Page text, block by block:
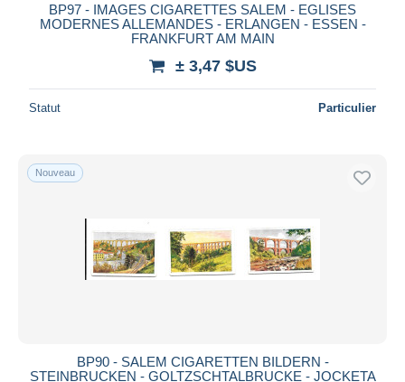
BP97 - IMAGES CIGARETTES SALEM - EGLISES
MODERNES ALLEMANDES - ERLANGEN - ESSEN -
FRANKFURT AM MAIN
± 3,47 $US
Statut Particulier
Nouveau
BP90 - SALEM CIGARETTEN BILDERN -
STEINBRUCKEN - GOLTZSCHTALBRUCKE - JOCKETA